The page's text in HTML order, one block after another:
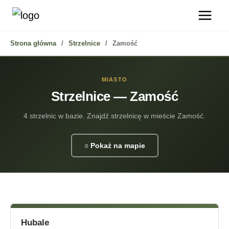
Przejdź
treści
Strona główna / Strzelnice / Zamość
MIASTO
Strzelnice — Zamość
4 strzelnic w bazie. Znajdź strzelnicę w mieście Zamość.
○ Pokaż na mapie
Hubale